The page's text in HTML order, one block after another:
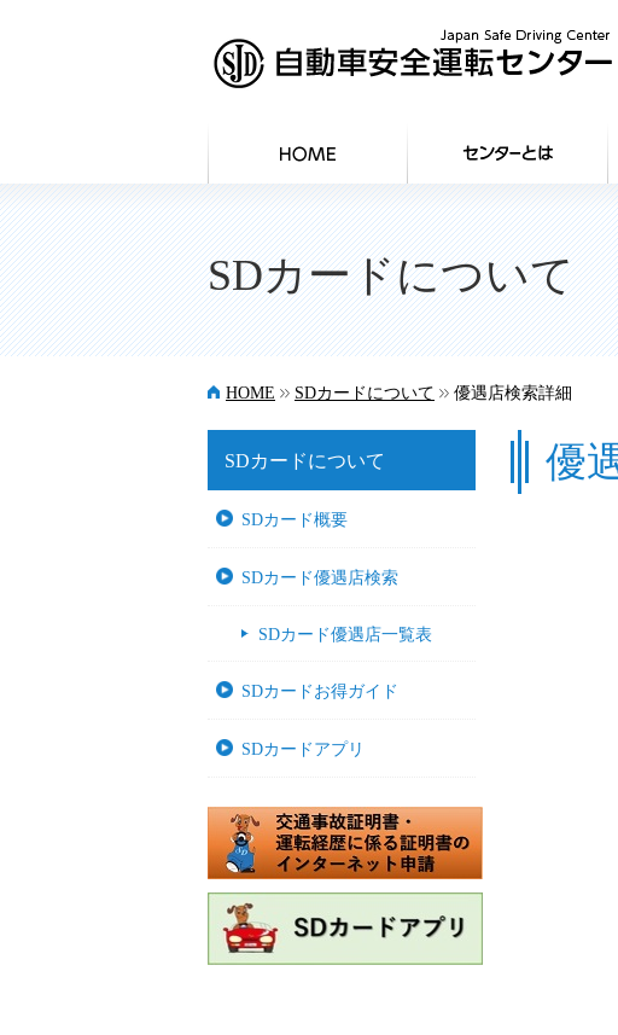
SDカードについて
HOME >> SDカードについて >> 優遇店検索詳細
優
SDカードについて
SDカード概要
SDカード優遇店検索
SDカード優遇店一覧表
SDカードお得ガイド
SDカードアプリ